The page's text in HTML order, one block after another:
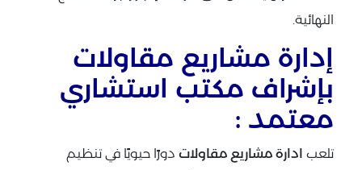
النهائية.
إدارة مشاريع مقاولات
بإشراف مكتب استشاري
معتمد :
تلعب ادارة مشاريع مقاولات دورًا حيويًا في تنظيم